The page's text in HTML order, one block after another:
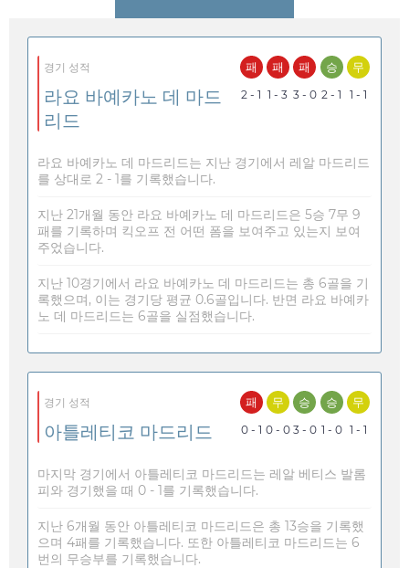
경기 성적
라요 바예카노 데 마드
리드
패
2 - 1
패
1 - 3
패
3 - 0
승
2 - 1
무
1 - 1
라요 바예카노 데 마드리드는 지난 경기에서 레알 마드리드
를 상대로 2 - 1를 기록했습니다.
지난 21개월 동안 라요 바예카노 데 마드리드은 5승 7무 9
패를 기록하며 킥오프 전 어떤 폼을 보여주고 있는지 보여
주었습니다.
지난 10경기에서 라요 바예카노 데 마드리드는 총 6골을 기
록했으며, 이는 경기당 평균 0.6골입니다. 반면 라요 바예카
노 데 마드리드는 6골을 실점했습니다.
경기 성적
아틀레티코 마드리드
패
0 - 1
무
0 - 0
승
3 - 0
승
1 - 0
무
1 - 1
마지막 경기에서 아틀레티코 마드리드는 레알 베티스 발롬
피와 경기했을 때 0 - 1를 기록했습니다.
지난 6개월 동안 아틀레티코 마드리드은 총 13승을 기록했
으며 4패를 기록했습니다. 또한 아틀레티코 마드리드는 6
번의 무승부를 기록했습니다.